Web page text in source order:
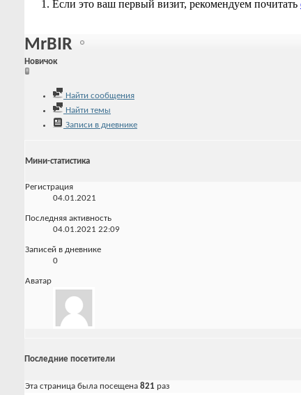
Если это ваш первый визит, рекомендуем почитать
MrBIR
Новичок
Найти сообщения
Найти темы
Записи в дневнике
Мини-статистика
Регистрация
04.01.2021
Последняя активность
04.01.2021 22:09
Записей в дневнике
0
Аватар
Последние посетители
Эта страница была посещена 821 раз